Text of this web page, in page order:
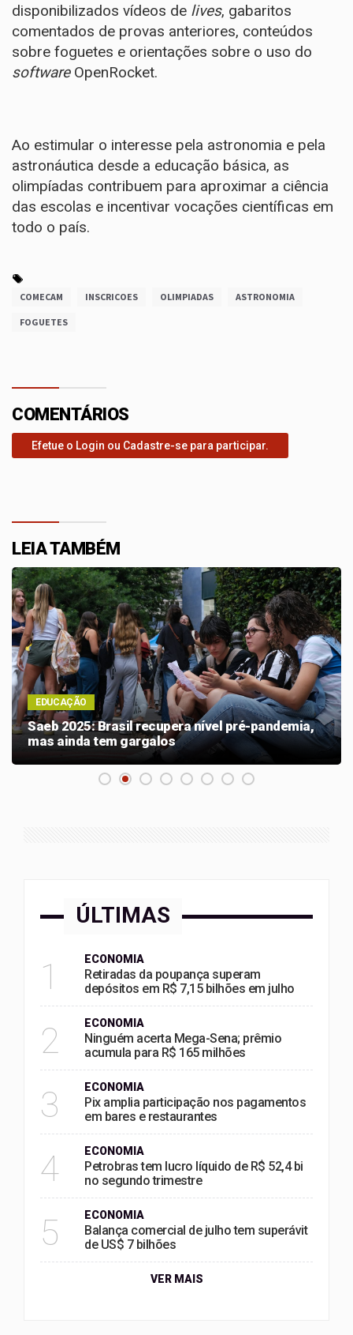
disponibilizados vídeos de lives, gabaritos
comentados de provas anteriores, conteúdos
sobre foguetes e orientações sobre o uso do
softwareOpenRocket.
Ao estimular o interesse pela astronomia e pela
astronáutica desde a educação básica, as
olimpíadas contribuem para aproximar a ciência
das escolas e incentivar vocações científicas em
todo o país.
COMECAM INSCRICOES OLIMPIADAS ASTRONOMIA
FOGUETES
COMENTÁRIOS
Efetue o Login ou Cadastre-se para participar.
LEIA TAMBÉM
EDUCAÇÃO
Saeb 2025: Brasil recupera nível pré-pandemia,
mas ainda tem gargalos
ÚLTIMAS
1 ECONOMIA
Retiradas da poupança superam
depósitos em R$ 7,15 bilhões em julho
2 ECONOMIA
Ninguém acerta Mega-Sena; prêmio
acumula para R$ 165 milhões
3 ECONOMIA
Pix amplia participação nos pagamentos
em bares e restaurantes
4 ECONOMIA
Petrobras tem lucro líquido de R$ 52,4 bi
no segundo trimestre
5 ECONOMIA
Balança comercial de julho tem superávit
de US$ 7 bilhões
VER MAIS